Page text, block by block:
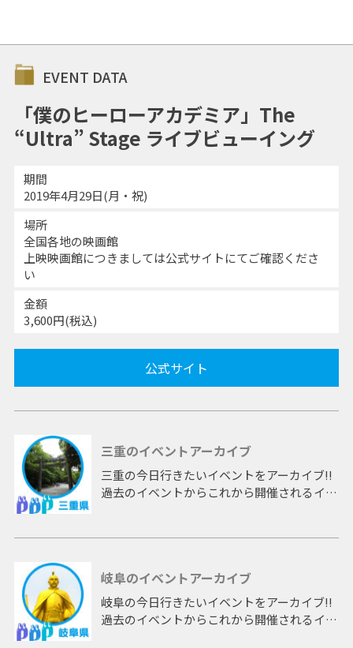
EVENT DATA
「僕のヒーローアカデミア」The
“Ultra” Stage ライブビューイング
期間
2019年4月29日(月・祝)
場所
全国各地の映画館
上映映画館につきましては公式サイトにてご確認くださ
い
金額
3,600円(税込)
公式サイト
三重のイベントアーカイブ
三重の今日行きたいイベントをアーカイブ!!
過去のイベントからこれから開催されるイベ
岐阜のイベントアーカイブ
岐阜の今日行きたいイベントをアーカイブ!!
過去のイベントからこれから開催されるイベ